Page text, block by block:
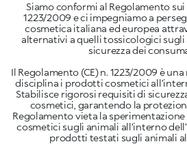
Siamo conformi al Regolamento
1223/2009 e ci impegniamo a
cosmetica italiana ed europea
alternativi a quelli tossicologici
sicurezza dei
Il Regolamento (CE) n. 1223/2009 è
disciplina i prodotti cosmetici
Stabilisce rigorosi requisiti di
cosmetici, garantendo la
Regolamento vieta la
cosmetici sugli animali all’interno
prodotti testati sugli animali al